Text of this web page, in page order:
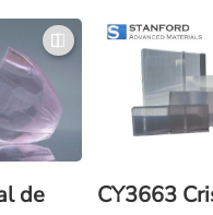
neodímio-
(Nd:Ce:YAG)
de
CY3663